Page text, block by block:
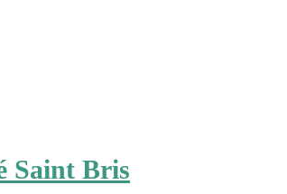
Saint Bris